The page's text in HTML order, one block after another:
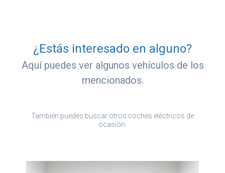
¿Estás interesado en alguno?
Aquí puedes ver algunos vehículos de los
mencionados.
También puedes buscar otros coches eléctricos de
ocasión.